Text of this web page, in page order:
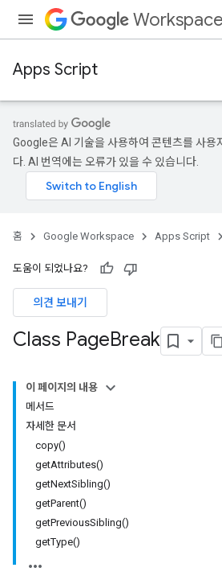
Workspace
Apps Script
Google은 AI 기술을 사용하여 콘텐츠를 사용
다. AI 번역에는 오류가 있을 수 있습니다.
홈 Google Workspace Apps Script
도움이 되었나요?
의견 보내기
Class PageBreak
이 페이지의 내용
메서드
자세한 문서
copy()
getAttributes()
getNextSibling()
getParent()
getPreviousSibling()
getType()